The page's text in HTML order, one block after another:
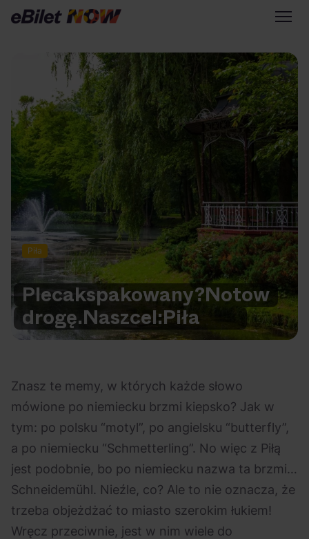
Tylko na eBilet
Zapisz się na newsletter
Przejdź na eBilet.pl
Na czasie
06.08.2026
Kto jest
prawdziwym fanem
Chivasa?
eBilet 05.08.2026
Aplikacja
KAMAAAN nową
inicjatywą eBilet
jednoczącą fanów
Warto sprawdzić na eBilet NOW
Scena Główna
Scena Impostora
Historia jednej piosenki
Poza nurtem
Poznaj Polskę
Kultura Osobista
Piła
Plecakspakowany?Notow
drogę.Naszcel:Piła
Znasz te memy, w których każde słowo
mówione po niemiecku brzmi kiepsko? Jak w
tym: po polsku “motyl”, po angielsku “butterfly”,
a po niemiecku “Schmetterling”. No więc z Piłą
jest podobnie, bo po niemiecku nazwa ta brzmi…
Schneidemühl. Nieźle, co? Ale to nie oznacza, że
trzeba objeżdżać to miasto szerokim łukiem!
Wręcz przeciwnie, jest w nim wiele do